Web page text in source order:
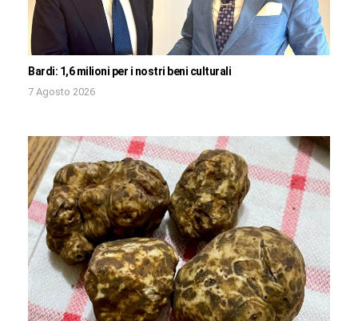
Bardi: 1,6 milioni per i nostri beni culturali
7 Agosto 2026